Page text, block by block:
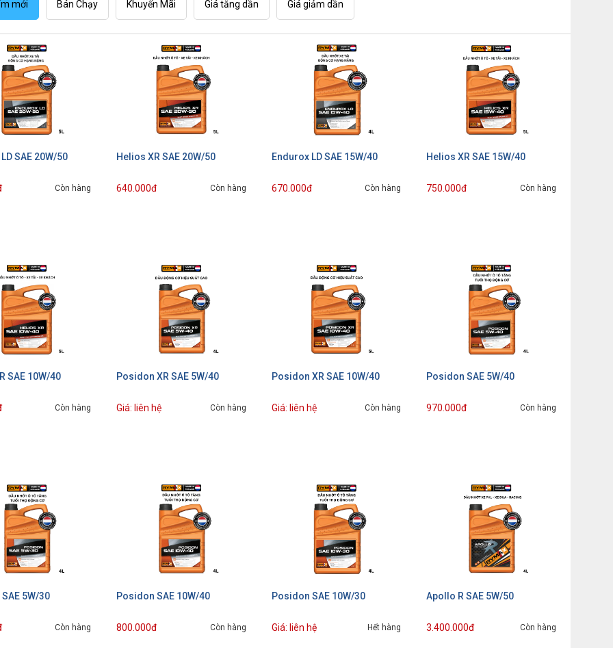
mới Bán Chạy Khuyến Mãi Giá tăng dần Giá giảm dần
SAE 20W/50
Còn hàng
Helios XR SAE 20W/50
640.000đ Còn hàng
Endurox LD SAE 15W/40
670.000đ Còn hàng
Helios XR SAE 15W/40
750.000đ Còn hàng
SAE 10W/40
Còn hàng
Posidon XR SAE 5W/40
Giá: liên hệ Còn hàng
Posidon XR SAE 10W/40
Giá: liên hệ Còn hàng
Posidon SAE 5W/40
970.000đ Còn hàng
5W/30
Còn hàng
Posidon SAE 10W/40
800.000đ Còn hàng
Posidon SAE 10W/30
Giá: liên hệ Hết hàng
Apollo R SAE 5W/50
3.400.000đ Còn hàng